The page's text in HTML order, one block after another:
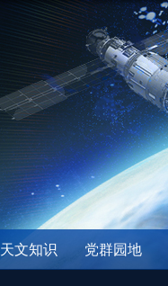
天文知识 党群园地